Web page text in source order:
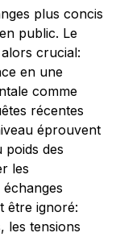
plus concis
public. Le
crucial:
en une
comme
récentes
éprouvent
poids des
les
échanges
être ignoré:
les tensions